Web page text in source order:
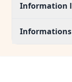
Information
Informations